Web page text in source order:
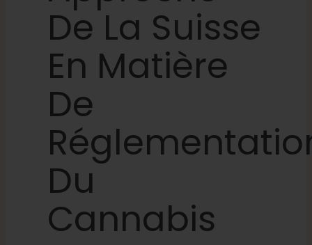
Apprendre
Presse
A propos de
Chasse au phéno
Préserver le patrimoine génétique des
De La Suisse
En Matière
De
Du
Cannabis